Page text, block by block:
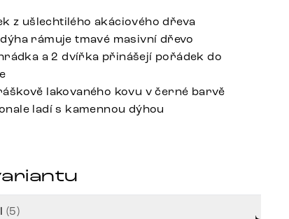
z ušlechtilého akáciového dřeva
rámuje tmavé masivní dřevo
a 2 dvířka přinášejí pořádek do
lakovaného kovu v černé barvě
ladí s kamennou dýhou
(5)